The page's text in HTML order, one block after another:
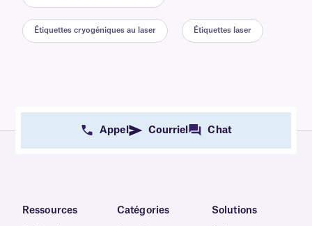
Étiquettes cryogéniques au laser Étiquettes laser
Appel Courriel Chat
Ressources Catégories Solutions